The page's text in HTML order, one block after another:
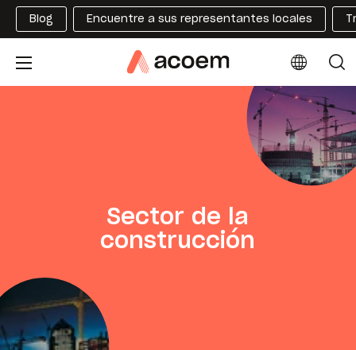
Blog Encuentre a sus representantes locales
Sector de la
construcción